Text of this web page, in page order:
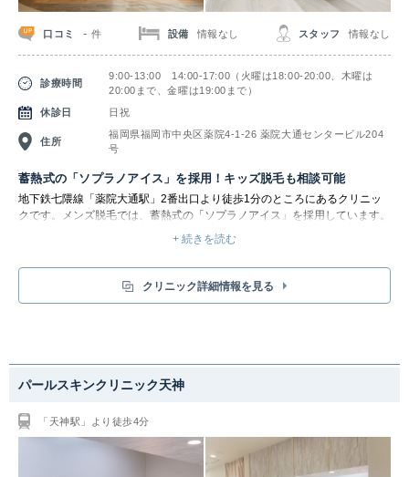
口コミ -件 設備 情報なし スタッフ 情報なし
診療時間
9:00-13:00 14:00-17:00（火曜は18:00-20:00、木曜は
20:00まで、金曜は19:00まで）
休診日
日祝
住所
福岡県福岡市中央区薬院4-1-26 薬院大通センタービル204
号
蓄熱式の「ソプラノアイス」を採用！キッズ脱毛も相談可能
地下鉄七隈線「薬院大通駅」2番出口より徒歩1分のところにあるクリニッ
クです。メンズ脱毛では、蓄熱式の「ソプラノアイス」を採用しています。
お子さまやお肌の弱い方、痛みが苦手な方、日焼けした方でも安全に照射で
きるのが特徴です。蓄熱式の医療レーザーは熱温度が約60度で熱破壊式(通
常のレーザー)と比べて約40度低くなっています。またソプラノアイスはコ
ンタクトクーリング機能により、照射時の痛みを抑えることができます。そ
地肌の色を選びません。元々の肌の色が黒い方や日焼けのリスクが高いお子
さま、また日焼けした肌の方でも赤みが完全に引いた後であれば、安全に照
す。さらに脱毛と同時に真皮のコラーゲン産生を促進するため、毛穴の引き
締めや小じわの改善といった美肌効果も期待できます。毛穴が目立たなくな
り、滑らかな肌へと導きます。
+ 続きを読む
クリニック詳細情報を見る
パールスキンクリニック天神
「天神駅」より徒歩4分